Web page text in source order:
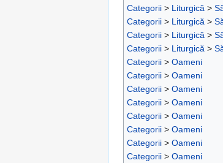
Categorii > Liturgică >
Categorii > Liturgică >
Categorii > Liturgică >
Categorii > Liturgică >
Categorii > Oameni
Categorii > Oameni
Categorii > Oameni
Categorii > Oameni
Categorii > Oameni
Categorii > Oameni
Categorii > Oameni
Categorii > Oameni